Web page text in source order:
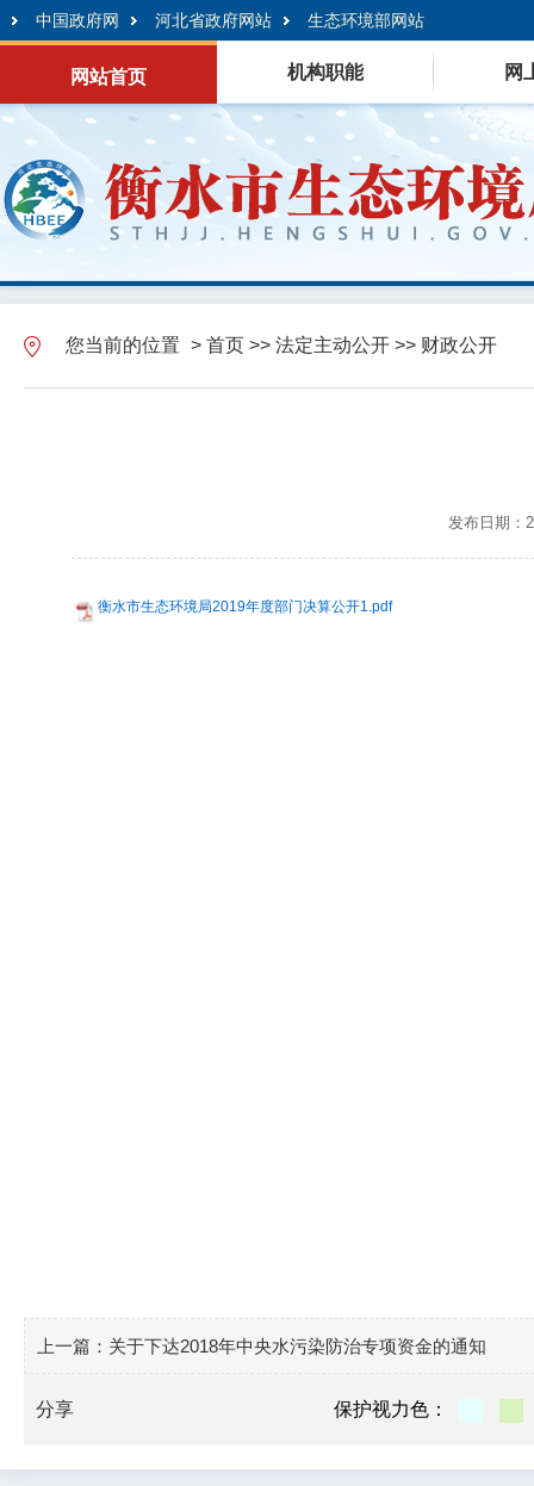
中国政府网 河北省政府网站 生态环境部网站
网站首页 机构职能 网
您当前的位置 > 首页 >> 法定主动公开 >> 财政公开
发布日期：
衡水市生态环境局2019年度部门决算公开1.pdf
上一篇： 关于下达2018年中央水污染防治专项资金的通知
保护视力色：
分享